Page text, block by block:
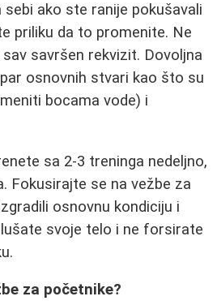
ako ste ranije pokušavali
priliku da to promenite. Ne
savršen rekvizit. Dovoljna
osnovnih stvari kao što su
bocama vode) i
sa 2-3 treninga nedeljno,
Fokusirajte se na vežbe za
osnovnu kondiciju i
svoje telo i ne forsirate
za početnike?